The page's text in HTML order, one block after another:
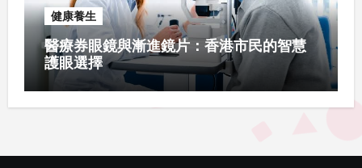
健康養生
醫療券眼鏡與漸進鏡片：香港市民的智慧
護眼選擇